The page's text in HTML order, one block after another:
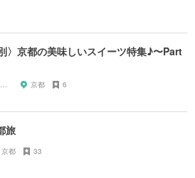
〉京都の美味しいスイーツ特集♪〜Part
京都 6
旅
京都 33